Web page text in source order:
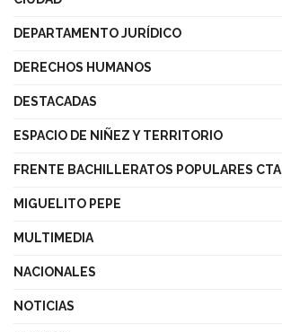
DEPARTAMENTO JURÍDICO
DERECHOS HUMANOS
DESTACADAS
ESPACIO DE NIÑEZ Y TERRITORIO
FRENTE BACHILLERATOS POPULARES CTA
MIGUELITO PEPE
MULTIMEDIA
NACIONALES
NOTICIAS